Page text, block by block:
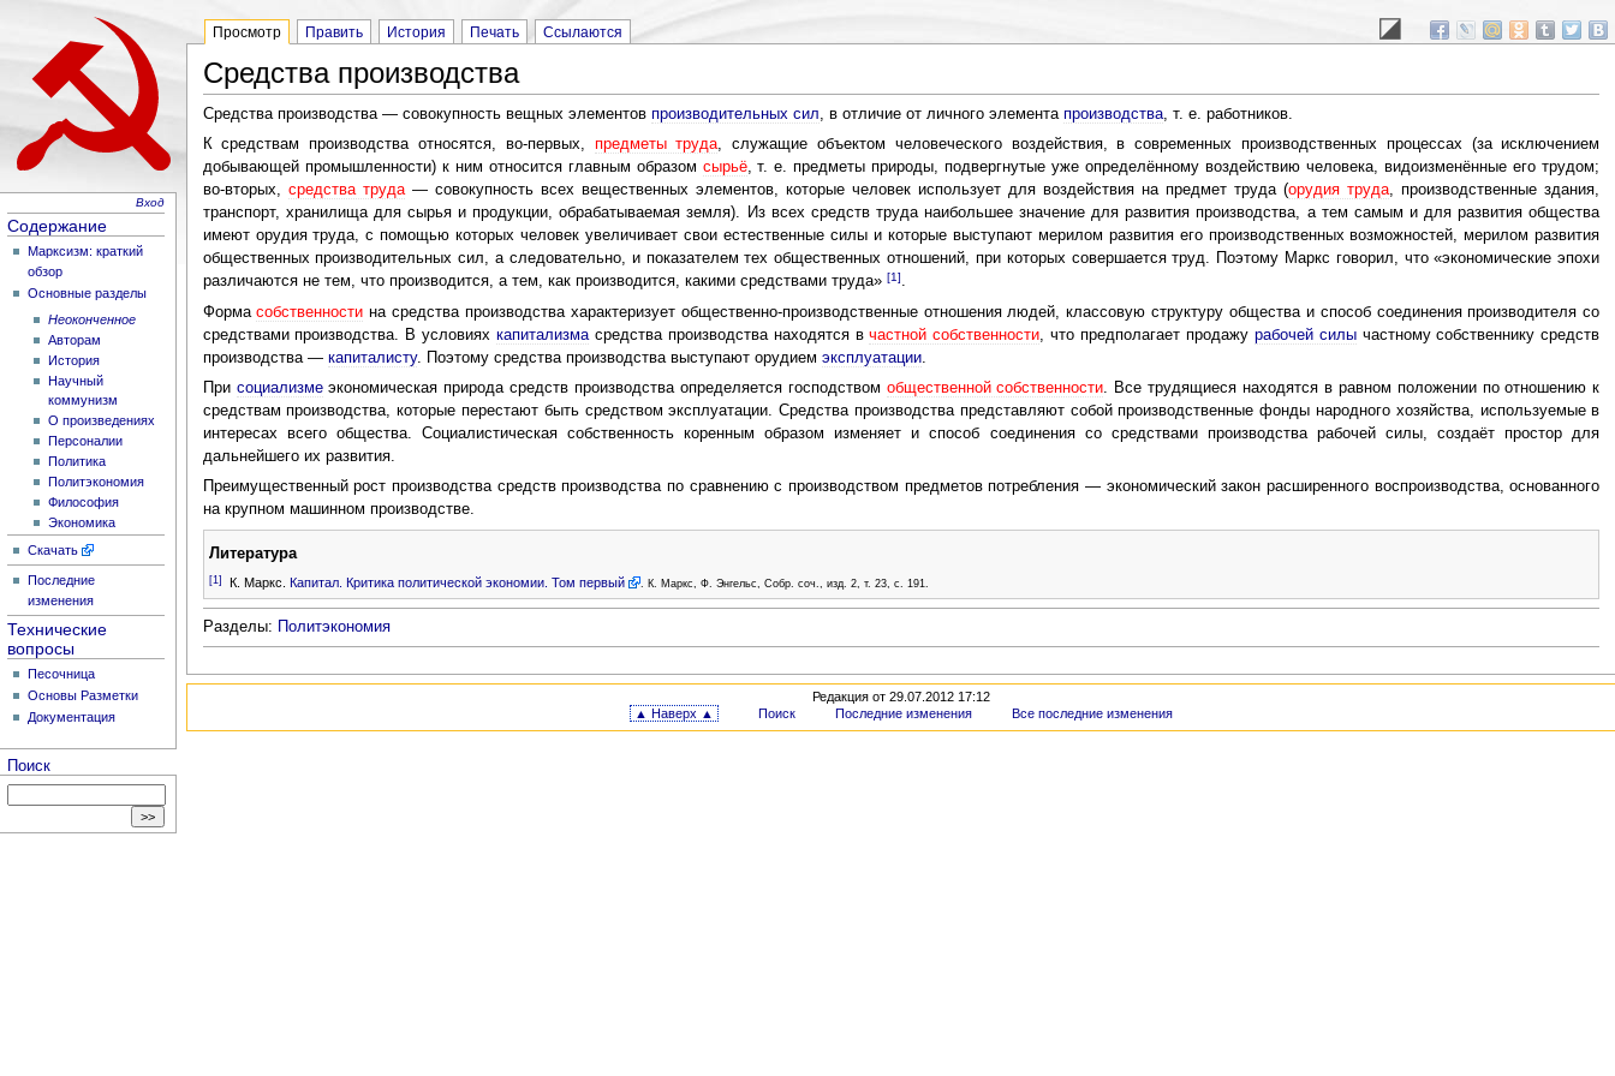
Вход
Содержание
Марксизм: краткий
обзор
Основные разделы
Неоконченное
Авторам
История
Научный
коммунизм
О произведениях
Персоналии
Политика
Политэкономия
Философия
Экономика
Скачать
Последние
изменения
Технические
вопросы
Песочница
Основы Разметки
Документация
Поиск
Просмотр Править История Печать Ссылаются
Средства производства
Средства производства — совокупность вещных элементов производительных сил, в отличие от личного элемента производства, т. е. работников.
К средствам производства относятся, во-первых, предметы труда, служащие объектом человеческого воздействия, в современных производственных процессах (за исключением
добывающей промышленности) к ним относится главным образом сырьё, т. е. предметы природы, подвергнутые уже определённому воздействию человека, видоизменённые его трудом;
во-вторых, средства труда— совокупность всех вещественных элементов, которые человек использует для воздействия на предмет труда (орудия труда, производственные здания,
транспорт, хранилища для сырья и продукции, обрабатываемая земля). Из всех средств труда наибольшее значение для развития производства, а тем самым и для развития общества
имеют орудия труда, с помощью которых человек увеличивает свои естественные силы и которые выступают мерилом развития его производственных возможностей, мерилом развития
общественных производительных сил, а следовательно, и показателем тех общественных отношений, при которых совершается труд. Поэтому Маркс говорил, что «экономические эпохи
различаются не тем, что производится, а тем, как производится, какими средствами труда» [1].
Формасобственности на средства производства характеризует общественно-производственные отношения людей, классовую структуру общества и способ соединения производителя со
средствами производства. В условияхкапитализма средства производства находятся вчастной собственности , что предполагает продажу рабочей силычастному собственнику средств
производства — капиталисту. Поэтому средства производства выступают орудием эксплуатации.
При социализмеэкономическая природа средств производства определяется господством общественной собственности. Все трудящиеся находятся в равном положении по отношению к
средствам производства, которые перестают быть средством эксплуатации. Средства производства представляют собой производственные фонды народного хозяйства, используемые в
интересах всего общества. Социалистическая собственность коренным образом изменяет и способ соединения со средствами производства рабочей силы, создаёт простор для
дальнейшего их развития.
Преимущественный рост производства средств производства по сравнению с производством предметов потребления — экономический закон расширенного воспроизводства, основанного
на крупном машинном производстве.
Литература
[1] К. Маркс. Капитал. Критика политической экономии. Том первый . К. Маркс, Ф. Энгельс, Собр. соч., изд. 2, т. 23, с. 191.
Разделы: Политэкономия
Редакция от 29.07.2012 17:12
▲ Наверх ▲
Поиск Последние изменения Все последние изменения